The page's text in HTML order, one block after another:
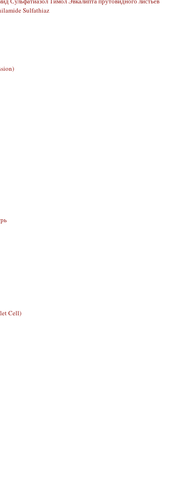
Sulfathiaz
Cell)